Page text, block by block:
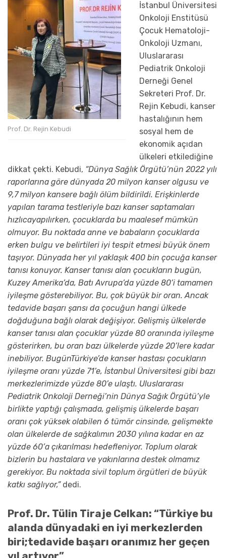
Prof. Dr. Rejin Kebudi
İstanbul Üniversitesi
Onkoloji Enstitüsü
Çocuk Hematoloji-
Onkoloji Uzmanı,
Uluslararası
Pediatrik Onkoloji
Derneği Genel
Sekreteri Prof. Dr.
Rejin Kebudi, kanser
hastalığının hem
sosyal hem de
ekonomik açıdan
ülkeleri etkilediğine
dikkat çekti. Kebudi, “Dünya Sağlık Örgütü’nün 2022 yılı
raporlarına göre dünyada 20 milyon kanser olgusu ve
9,7milyon kansere bağlı ölüm bildirildi. Erişkinlerde
yapılan tarama testleriyle bazı kanser saptamaları
hızlıcayapılırken, çocuklarda bu maalesef mümkün
olmuyor. Bu noktada anne ve babaların çocuklarda
erken bulgu ve belirtileri iyi tespit etmesi büyük önem
taşıyor. Dünyada her yıl yaklaşık400 bin çocuğa kanser
tanısı konuyor. Kanser tanısı alan çocukların bugün,
Kuzey Amerika’da, Batı Avrupa’da yüzde 80’i tamamen
iyileşme gösterebiliyor. Bu, çok büyük bir oran. Ancak
tedavide başarı şansı da çocuğun hangi ülkede
doğduğuna bağlı olarak değişiyor. Gelişmiş ülkelerde
kanser tanısı alan çocuklar yüzde 80 oranında iyileşme
gösterirken, bu oran bazı ülkelerde yüzde 20’lere kadar
inebiliyor. BugünTürkiye’de kanser hastası çocukların
iyileşme oranı yüzde 71’e, İstanbul Üniversitesi gibi bazı
merkezlerimizde yüzde 80’e ulaştı. Uluslararası
Pediatrik Onkoloji Derneği’nin Dünya Sağık Örgütü’yle
birlikte yaptığı çalışmada, gelişmiş ülkelerde başarı
oranı çok yüksek olabilen 6 tümör cinsinde, gelişmekte
olan ülkelerde de sağkalımın 2030 yılına kadar en az
yüzde 60’a çıkarılması hedefleniyor. Toplum olarak
bizlerin bu hastalara ve yakınlarına destek olmamız
gerekiyor. Bu noktada sivil toplum örgütleri de büyük
katkı sağlıyor,”dedi.
Prof. Dr. Tülin Tiraje Celkan: “Türkiye bu
alanda dünyadaki en iyi merkezlerden
biri;tedavide başarı oranımız her geçen